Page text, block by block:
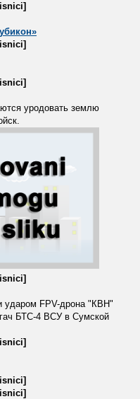
уродовать землю
ударом FPV-дрона "КВН"
БТС-4 ВСУ в Сумской